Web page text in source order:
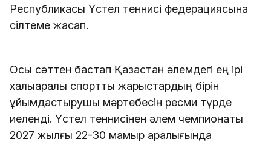
Республикасы Үстел теннисі федерациясына
сілтеме жасап.
Осы сәттен бастап Қазақстан әлемдегі ең ірі
халықаралық спорттық жарыстардың бірін
ұйымдастырушы мәртебесін ресми түрде
иеленді. Үстел теннисінен әлем чемпионаты
2027 жылғы 22-30 мамыр аралығында